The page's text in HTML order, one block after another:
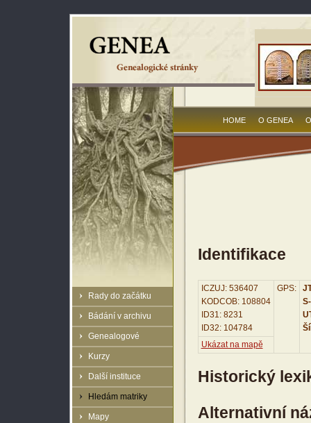
Rady do začátku
Bádání v archivu
Genealogové
Kurzy
Další instituce
Hledám matriky
Mapy
HOME O GENEA
Identifikace
ICZUJ: 536407
KODCOB: 108804
ID31: 8231
ID32: 104784
GPS:
Ukázat na mapě
Historický
Alternativní